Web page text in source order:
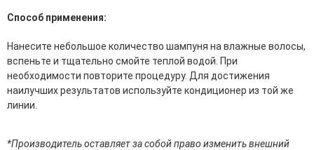
Защита от солнца для тела
Лосьоны, сыворотки и эликсиры для тела
Масла для тела
Молочко для тела
Мыло
Наборы по уходу за телом
Скрабы и пилинги для тела
Способ применения:
Нанесите небольшое количество шампуня на влажные волосы,
вспеньте и тщательно смойте теплой водой. При
необходимости повторите процедуру. Для достижения
наилучших результатов используйте кондиционер из той же
линии.
*Производитель оставляет за собой право изменить внешний